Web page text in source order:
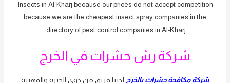
Insects in Al-Kharj because our prices do not accept competition
because we are the cheapest insect spray companies in the
directory of pest control companies in Al-Kharj.
شركة رش حشرات في الخرج
شركة مكافحة حشرات بالخرج لدينا فريق من ذوي الخبرة والمهنية